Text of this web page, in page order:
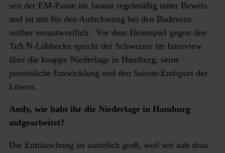
seit der EM-Pause im Januar regelmäßig unter Beweis
und ist mit für den Aufschwung bei den Badenern
seither verantwortlich. Vor dem Heimspiel gegen den
TuS N-Lübbecke spricht der Schweizer im Interview
über die knappe Niederlage in Hamburg, seine
persönliche Entwicklung und den Saison-Endspurt der
Löwen.
Andy, wie habt ihr die Niederlage in Hamburg
aufgearbeitet?
Die Enttäuschung ist natürlich groß, weil wir nah dran